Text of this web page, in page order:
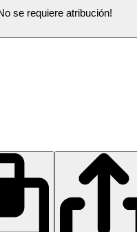
se requiere atribución!